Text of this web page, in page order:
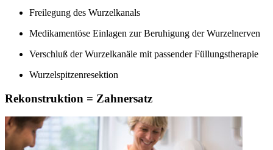
Freilegung des Wurzelkanals
Medikamentöse Einlagen zur Beruhigung der Wurzelnerven
Verschluß der Wurzelkanäle mit passender Füllungstherapie
Wurzelspitzenresektion
Rekonstruktion = Zahnersatz